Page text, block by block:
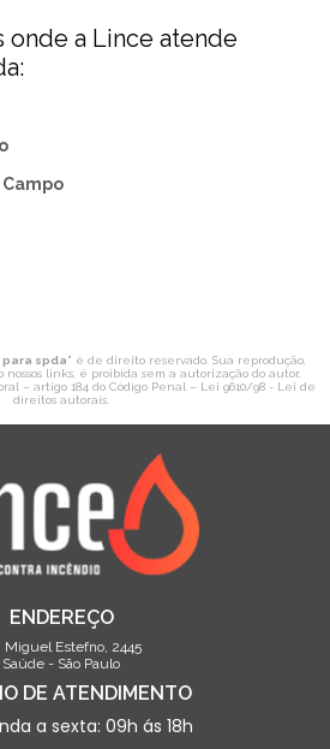
onde a Lince atende
Campo
para spda" é de direito reservado. Sua reprodução,
links, é proibida sem a autorização do autor.
– artigo 184 do Código Penal – Lei 9610/98 - Lei de
direitos autorais
ENDEREÇO
Miguel Estefno, 2445
Saúde - São Paulo
DE ATENDIMENTO
a sexta: 09h ás 18h